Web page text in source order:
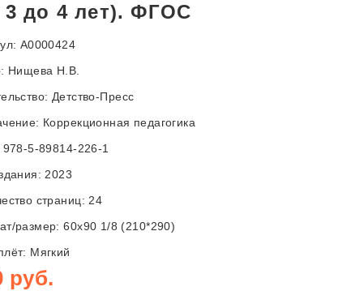
3 до 4 лет). ФГОС
А0000424
Нищева Н.В.
Детство-Пресс
Коррекционная педагогика
978-5-89814-226-1
2023
страниц: 24
размер: 60х90 1/8 (210*290)
Мягкий
руб.